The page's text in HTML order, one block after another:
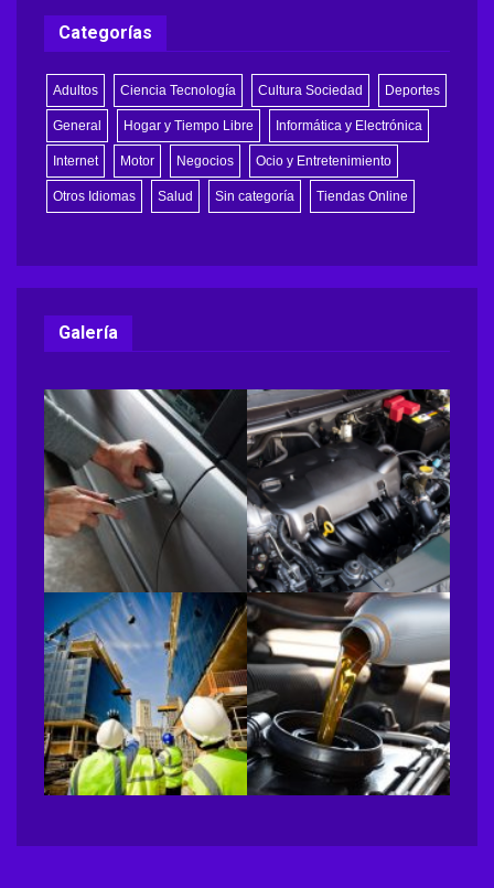
Categorías
Adultos Ciencia Tecnología Cultura Sociedad Deportes
General Hogar y Tiempo Libre Informática y Electrónica
Internet Motor Negocios Ocio y Entretenimiento
Otros Idiomas Salud Sin categoría Tiendas Online
Galería